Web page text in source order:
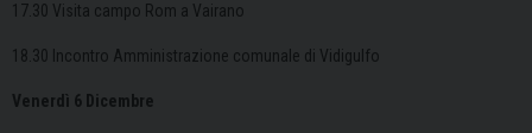
17.30 Visita campo Rom a Vairano
18.30 Incontro Amministrazione comunale di Vidigulfo
Venerdì 6 Dicembre